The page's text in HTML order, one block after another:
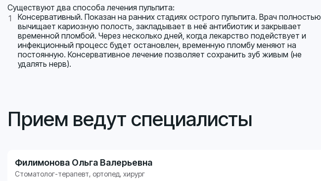
Существуют два способа лечения пульпита:
Консервативный. Показан на ранних стадиях острого пульпита. Врач полностью
вычищает кариозную полость, закладывает в неё антибиотик и закрывает
временной пломбой. Через несколько дней, когда лекарство подействует и
инфекционный процесс будет остановлен, временную пломбу меняют на
постоянную. Консервативное лечение позволяет сохранить зуб живым (не
удалять нерв).
Прием ведут специалисты
Стоматолог-терапевт, ортопед, хирург
Филимонова Ольга Валерьевна
Стоматолог-терапевт, ортопед, хирург